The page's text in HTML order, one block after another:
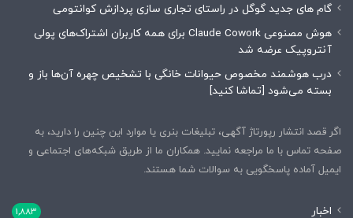
گام های جدید گوگل در راستای تجاری سازی پردازش کوانتومی
هوش مصنوعی Claude Cowork برای همه کاربران اشتراک‌های پولی
آنتروپیک عرضه شد
درب هوشمند مخصوص حیوانات خانگی با تشخیص چهره آن‌ها باز و
بسته می‌شود [تماشا کنید]
اگر قصد انتشار رپورتاژ آگهی، تبلیغات بنری یا موارد این چنین را دارید، به
صفحه تماس با ما مراجعه نمایید. همکاران ما از طریق شبکه‌های اجتماعی و
ایمیل آماده پاسخگویی به سوالات شما هستند.
اخبار 1,883